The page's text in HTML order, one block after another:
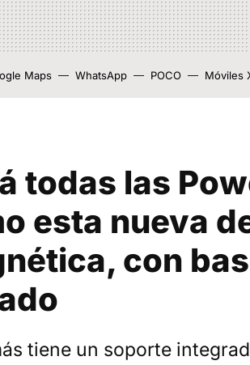
Maps WhatsApp POCO Móviles
todas las
esta nueva
con
tiene un soporte